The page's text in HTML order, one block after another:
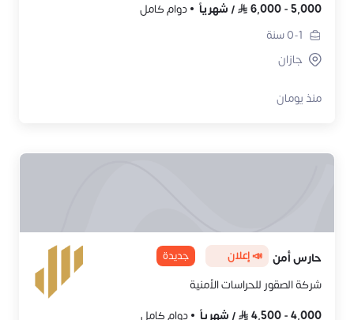
5,000
-
6,000
/ شهرياً
دوام كامل
0-1سنة
جازان
منذ يومان
حارس أمن 📣 إعلان جديدة
شركة الصقور للحراسات الأمنية
4,000
-
4,500
/ شهرياً دوام كامل